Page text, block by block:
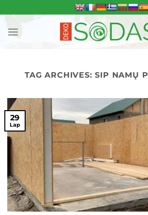
to
content
TAG ARCHIVES:SIP NAMŲ
29
Lap